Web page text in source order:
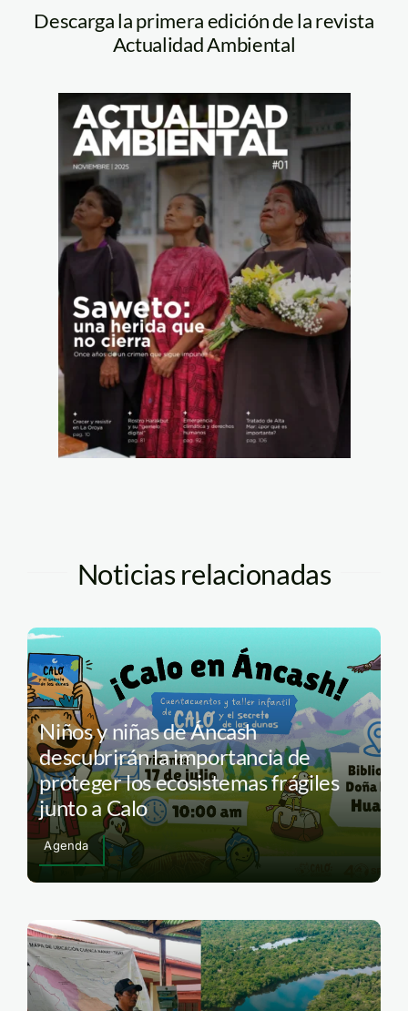
Descarga la primera edición de la revista
Actualidad Ambiental
Noticias relacionadas
Niños y niñas de Áncash
descubrirán la importancia de
proteger los ecosistemas frágiles
junto a Calo
Agenda